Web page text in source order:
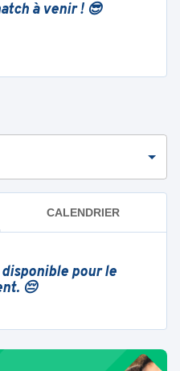
à venir ! 😎
CALENDRIER
pour le
😔